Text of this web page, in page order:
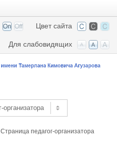
Цвет сайта
Для слабовидящих
Страница педагог-организатора